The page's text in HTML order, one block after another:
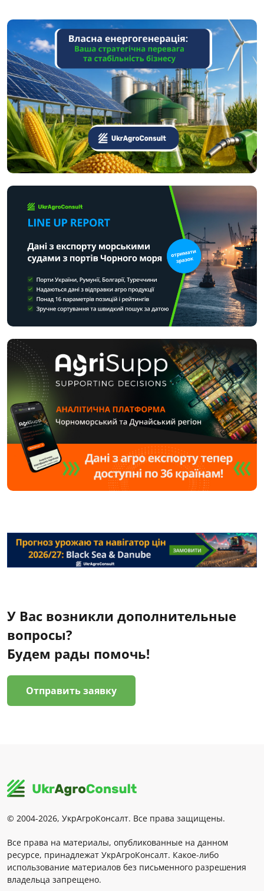
У Вас возникли дополнительные
вопросы?
Будем рады помочь!
Отправить заявку
© 2004-2026, УкрАгроКонсалт. Все права защищены.
Все права на материалы, опубликованные на данном
ресурсе, принадлежат УкрАгроКонсалт. Какое-либо
использование материалов без письменного разрешения
владельца запрещено.